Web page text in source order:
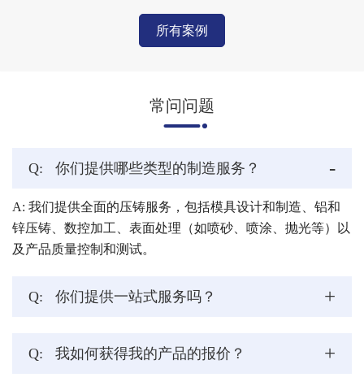
所有案例
常问问题
Q: 你们提供哪些类型的制造服务？ -
A: 我们提供全面的压铸服务，包括模具设计和制造、铝和
锌压铸、数控加工、表面处理（如喷砂、喷涂、抛光等）以
及产品质量控制和测试。
Q: 你们提供一站式服务吗？ +
Q: 我如何获得我的产品的报价？ +